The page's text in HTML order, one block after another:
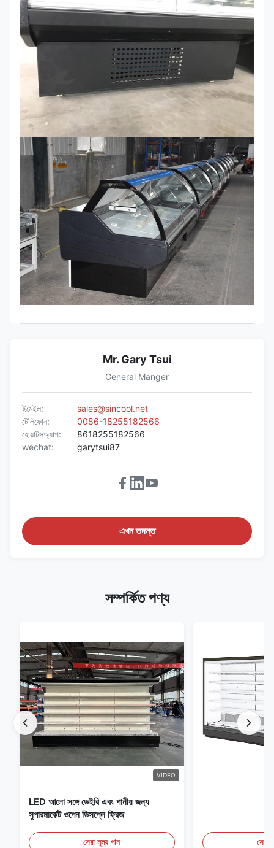
Mr. Gary Tsui
General Manger
ইমেইল:
sales@sincool.net
টেলিফোন:
0086-18255182566
হোয়াটসঅ্যাপ:
8618255182566
wechat:
garytsui87
এখন তদন্ত
সম্পর্কিত পণ্য
VIDEO
LED আলো সঙ্গে ডেইরি এবং পানীয় জন্য
সুপারমার্কেট ওপেন ডিসপ্লে ফ্রিজ
সেরা মূল্য পান সেরা